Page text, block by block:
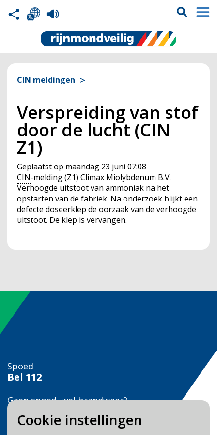
Cookie instellingen
CIN meldingen
Verspreiding van stof
door de lucht (CIN
Z1)
Geplaatst op maandag 23 juni 07:08
CIN-melding (Z1) Climax Miolybdenum B.V.
Verhoogde uitstoot van ammoniak na het
opstarten van de fabriek. Na onderzoek blijkt een
defecte doseerklep de oorzaak van de verhoogde
uitstoot. De klep is vervangen.
Spoed
Bel 112
Geen spoed, wel brandweer?
Bel